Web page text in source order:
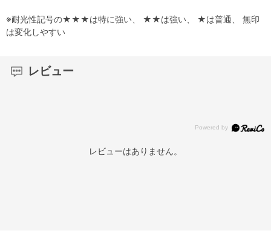
※耐光性記号の★★★は特に強い、 ★★は強い、 ★は普通、 無印
は変化しやすい
レビュー
レビューはありません。